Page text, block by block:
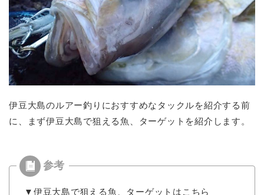
伊豆大島のルアー釣りにおすすめなタックルを紹介する前
に、まず伊豆大島で狙える魚、ターゲットを紹介します。
▼伊豆大島で狙える魚、ターゲットはこちら